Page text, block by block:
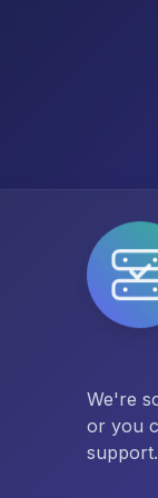
We're
or you
support.